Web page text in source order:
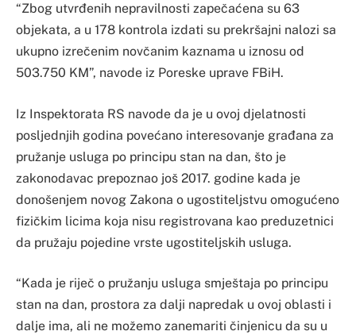
“Zbog utvrđenih nepravilnosti zapečaćena su 63
objekata, a u 178 kontrola izdati su prekršajni nalozi sa
ukupno izrečenim novčanim kaznama u iznosu od
503.750 KM”, navode iz Poreske uprave FBiH.
Iz Inspektorata RS navode da je u ovoj djelatnosti
posljednjih godina povećano interesovanje građana za
pružanje usluga po principu stan na dan, što je
zakonodavac prepoznao još 2017. godine kada je
donošenjem novog Zakona o ugostiteljstvu omogućeno
fizičkim licima koja nisu registrovana kao preduzetnici
da pružaju pojedine vrste ugostiteljskih usluga.
“Kada je riječ o pružanju usluga smještaja po principu
stan na dan, prostora za dalji napredak u ovoj oblasti i
dalje ima, ali ne možemo zanemariti činjenicu da su u